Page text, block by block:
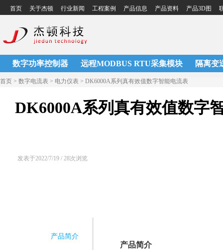
首页 关于杰顿 行业新闻 工程案例 产品信息 产品资料 产品3D图
数字功率控制器 远程MODBUS RTU采集模块 隔离变
首页 > 数字电流表 > 电力仪表 > DK6000A系列真有效值数字智能电流表
DK6000A系列真有效值数字
发表于2022/7/19 / 28次浏览
产品简介
产品简介